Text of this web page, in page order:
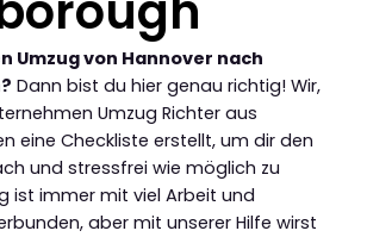
Umzug von Hannover nach
Dann bist du hier genau richtig! Wir,
Umzug Richter aus
eine Checkliste erstellt, um dir den
und stressfrei wie möglich zu
ist immer mit viel Arbeit und
aber mit unserer Hilfe wirst